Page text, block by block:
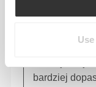
bardziej